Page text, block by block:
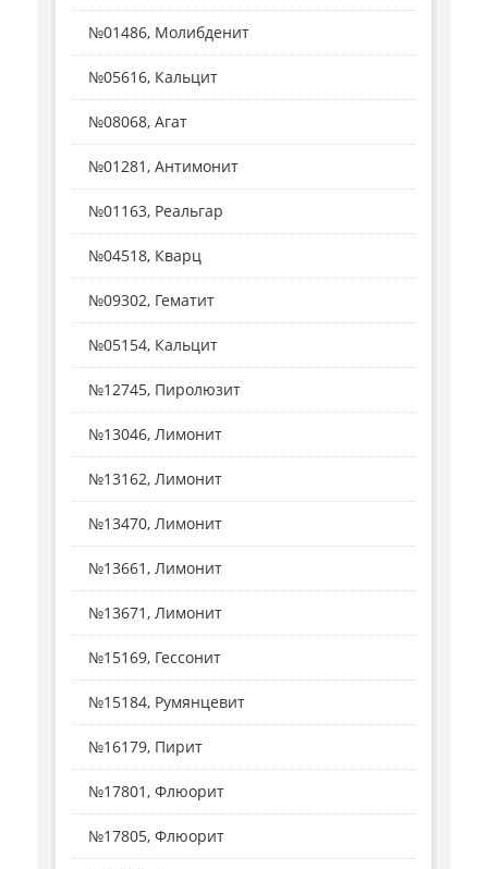
№01486, Молибденит
№05616, Кальцит
№08068, Агат
№01281, Антимонит
№01163, Реальгар
№04518, Кварц
№09302, Гематит
№05154, Кальцит
№12745, Пиролюзит
№13046, Лимонит
№13162, Лимонит
№13470, Лимонит
№13661, Лимонит
№13671, Лимонит
№15169, Гессонит
№15184, Румянцевит
№16179, Пирит
№17801, Флюорит
№17805, Флюорит